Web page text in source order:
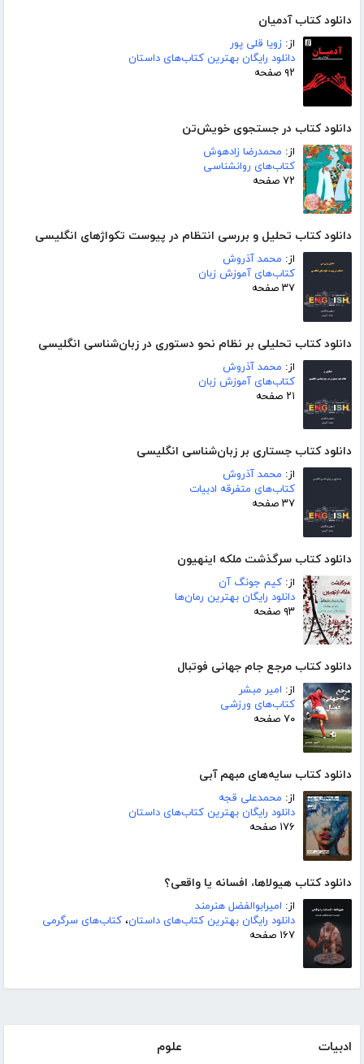
دانلود کتاب آدمیان
از: زویا قلی پور
دانلود رایگان بهترین کتاب‌های داستان
۹۲ صفحه
دانلود کتاب در جستجوی خویش‌تن
از: محمدرضا زادهوش
کتاب‌های روانشناسی
۷۲ صفحه
دانلود کتاب تحلیل و بررسی انتظام در پیوست تکواژهای انگلیسی
از: محمد آذروش
کتاب‌های آموزش زبان
۳۷ صفحه
دانلود کتاب تحلیلی بر نظام نحو دستوری در زبان‌شناسی انگلیسی
از: محمد آذروش
کتاب‌های آموزش زبان
۲۱ صفحه
دانلود کتاب جستاری بر زبان‌شناسی انگلیسی
از: محمد آذروش
کتاب‌های متفرقه ادبیات
۳۷ صفحه
دانلود کتاب سرگذشت ملکه اینهیون
از: کیم جونگ آن
دانلود رایگان بهترین رمان‌ها
۹۳ صفحه
دانلود کتاب مرجع جام جهانی فوتبال
از: امیر مبشر
کتاب‌های ورزشی
۷۰ صفحه
دانلود کتاب سایه‌های مبهم آبی
از: محمدعلی قجه
دانلود رایگان بهترین کتاب‌های داستان
۱۷۶ صفحه
دانلود کتاب هیولاها، افسانه یا واقعی؟
از: امیرابوالفضل هنرمند
دانلود رایگان بهترین کتاب‌های داستان، کتاب‌های سرگرمی
۱۶۷ صفحه
ادبیات علوم